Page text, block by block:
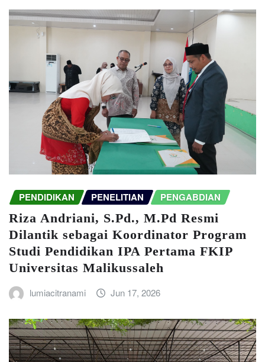
PENDIDIKAN PENELITIAN PENGABDIAN
Riza Andriani, S.Pd., M.Pd Resmi
Dilantik sebagai Koordinator Program
Studi Pendidikan IPA Pertama FKIP
Universitas Malikussaleh
lumiacitranami Jun 17, 2026